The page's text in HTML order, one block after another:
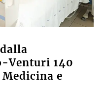
Venturi 140
e